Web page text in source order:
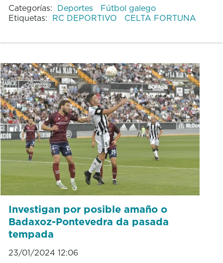
Categorías: Deportes
Fútbol galego
Etiquetas: RC DEPORTIVO CELTA FORTUNA
Investigan por posible amaño o
Badaxoz-Pontevedra da pasada
tempada
23/01/2024 12:06